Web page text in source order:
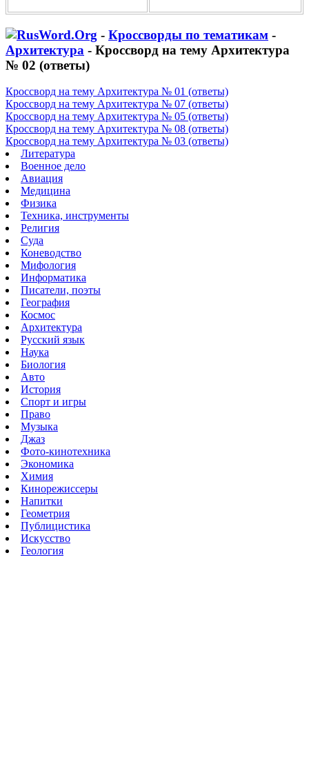
- Кроссворды по тематикам -
Архитектура - Кроссворд на тему Архитектура
№ 02 (ответы)
Кроссворд на тему Архитектура № 01 (ответы)
Кроссворд на тему Архитектура № 07 (ответы)
Кроссворд на тему Архитектура № 05 (ответы)
Кроссворд на тему Архитектура № 08 (ответы)
Кроссворд на тему Архитектура № 03 (ответы)
Литература
Военное дело
Авиация
Медицина
Физика
Техника, инструменты
Религия
Суда
Коневодство
Мифология
Информатика
Писатели, поэты
География
Космос
Архитектура
Русский язык
Наука
Биология
Авто
История
Спорт и игры
Право
Музыка
Джаз
Фото-кинотехника
Экономика
Химия
Кинорежиссеры
Напитки
Геометрия
Публицистика
Искусство
Геология